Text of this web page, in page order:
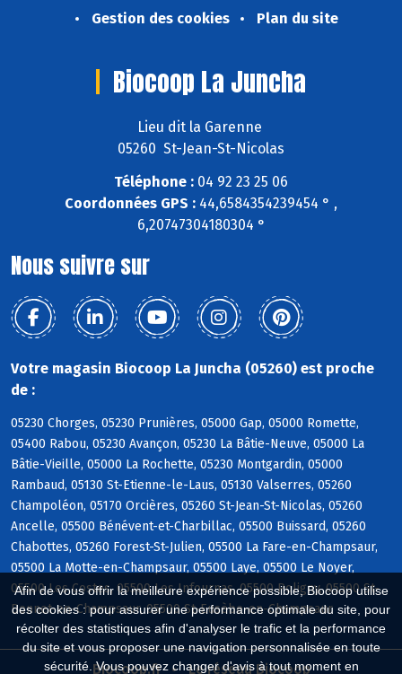
Afin de vous offrir la meilleure expérience possible, Biocoop utilise
des cookies : pour assurer une performance optimale du site, pour
récolter des statistiques afin d'analyser le trafic et la performance
du site et vous proposer une navigation personnalisée en toute
sécurité. Vous pouvez changer d'avis à tout moment en
Gestion des cookies
Plan du site
Biocoop La Juncha
Lieu dit la Garenne
05260 St-Jean-St-Nicolas
Téléphone : 04 92 23 25 06
Coordonnées GPS : 44,6584354239454 ° ,
6,20747304180304 °
Nous suivre sur
Votre magasin Biocoop La Juncha (05260) est proche
de :
05230 Chorges, 05230 Prunières, 05000 Gap, 05000 Romette,
05400 Rabou, 05230 Avançon, 05230 La Bâtie-Neuve, 05000 La
Bâtie-Vieille, 05000 La Rochette, 05230 Montgardin, 05000
Rambaud, 05130 St-Etienne-le-Laus, 05130 Valserres, 05260
Champoléon, 05170 Orcières, 05260 St-Jean-St-Nicolas, 05260
Ancelle, 05500 Bénévent-et-Charbillac, 05500 Buissard, 05260
Chabottes, 05260 Forest-St-Julien, 05500 La Fare-en-Champsaur,
05500 La Motte-en-Champsaur, 05500 Laye, 05500 Le Noyer,
05500 Les Costes, 05500 Les Infournas, 05500 Poligny, 05500 St-
Bonnet-en-Champsaur, 05500 St-Eusèbe-en-Champsaur
Biocoop.fr Le réseau Biocoop